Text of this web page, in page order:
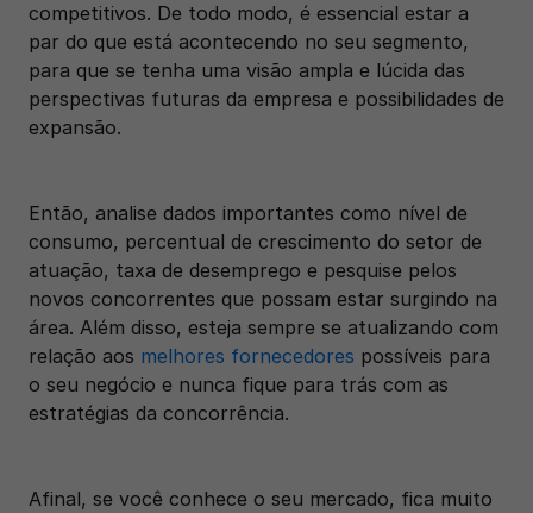
competitivos. De todo modo, é essencial estar a
par do que está acontecendo no seu segmento,
para que se tenha uma visão ampla e lúcida das
perspectivas futuras da empresa e possibilidades de
expansão.
Então, analise dados importantes como nível de
consumo, percentual de crescimento do setor de
atuação, taxa de desemprego e pesquise pelos
novos concorrentes que possam estar surgindo na
área. Além disso, esteja sempre se atualizando com
relação aos melhores fornecedores possíveis para
o seu negócio e nunca fique para trás com as
estratégias da concorrência.
Afinal, se você conhece o seu mercado, fica muito